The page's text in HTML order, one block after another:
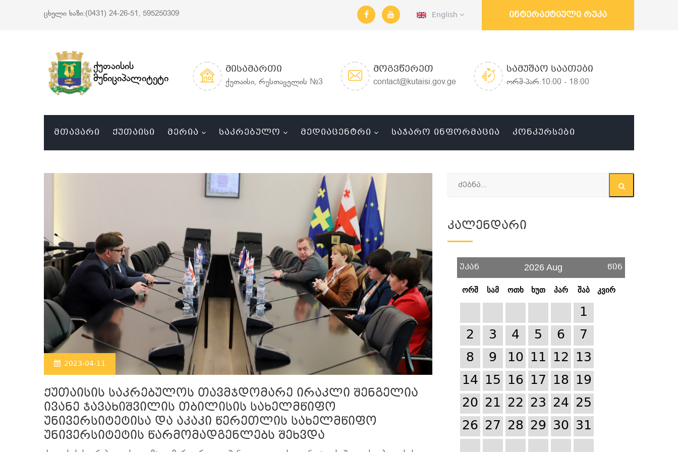
ცხელი ხაზი:(0431) 24-26-51, 595250309 English ინტერაქტიული რუკა
ქუთაისის
მუნიციპალიტეტი
ᲛᲘᲡᲐᲛᲐᲠᲗᲘ
ქუთაისი, რუსთაველის №3
ᲛᲝᲒᲕᲬᲔᲠᲔᲗ
contact@kutaisi.gov.ge
ᲡᲐᲛᲣᲨᲐᲝ ᲡᲐᲐᲗᲔᲑᲘ
ორშ-პარ:10:00 - 18:00
ᲛᲗᲐᲕᲐᲠᲘ ᲥᲣᲗᲐᲘᲡᲘ ᲛᲔᲠᲘᲐ ᲡᲐᲙᲠᲔᲑᲣᲚᲝ ᲛᲔᲓᲘᲐᲪᲔᲜᲢᲠᲘ ᲡᲐᲯᲐᲠᲝ ᲘᲜᲤᲝᲠᲛᲐᲪᲘᲐ ᲙᲝᲜᲙᲣᲠᲡᲔᲑᲘ
2023-04-11
ქუთაისის საკრებულოს თავმჯდომარე ირაკლი შენგელია
ივანე ჯავახიშვილის თბილისის სახელმწიფო
უნივერსიტეტისა და აკაკი წერეთლის სახელმწიფო
უნივერსიტეტის წარმომადგენლებს შეხვდა
Კალენდარი
უკან 2026 Aug წინ
ორშ სამ ოთხ ხუთ პარ შაბ კვირ
1
2
3 4 5 6
7
8
9 10 11 12 13
14 15 16 17 18 19
20 21 22 23 24 25
26 27 28 29 30 31